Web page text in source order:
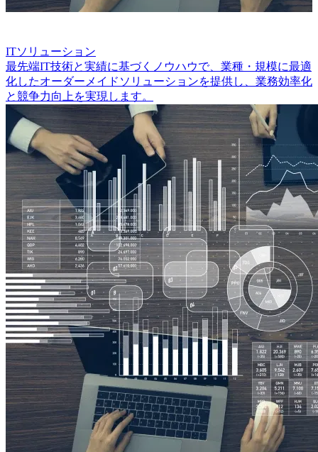
ITソリューション
最先端IT技術と実績に基づくノウハウで、業種・規模に最適
化したオーダーメイドソリューションを提供し、業務効率化
と競争力向上を実現します。